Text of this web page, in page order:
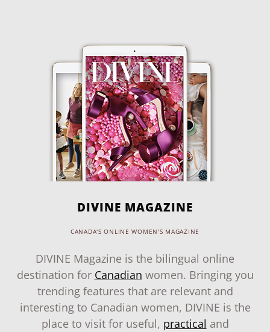
DIVINE MAGAZINE
CANADA'S ONLINE WOMEN'S MAGAZINE
DIVINE Magazine is the bilingual online
destination for Canadian women. Bringing you
trending features that are relevant and
interesting to Canadian women, DIVINE is the
place to visit for useful, practical and